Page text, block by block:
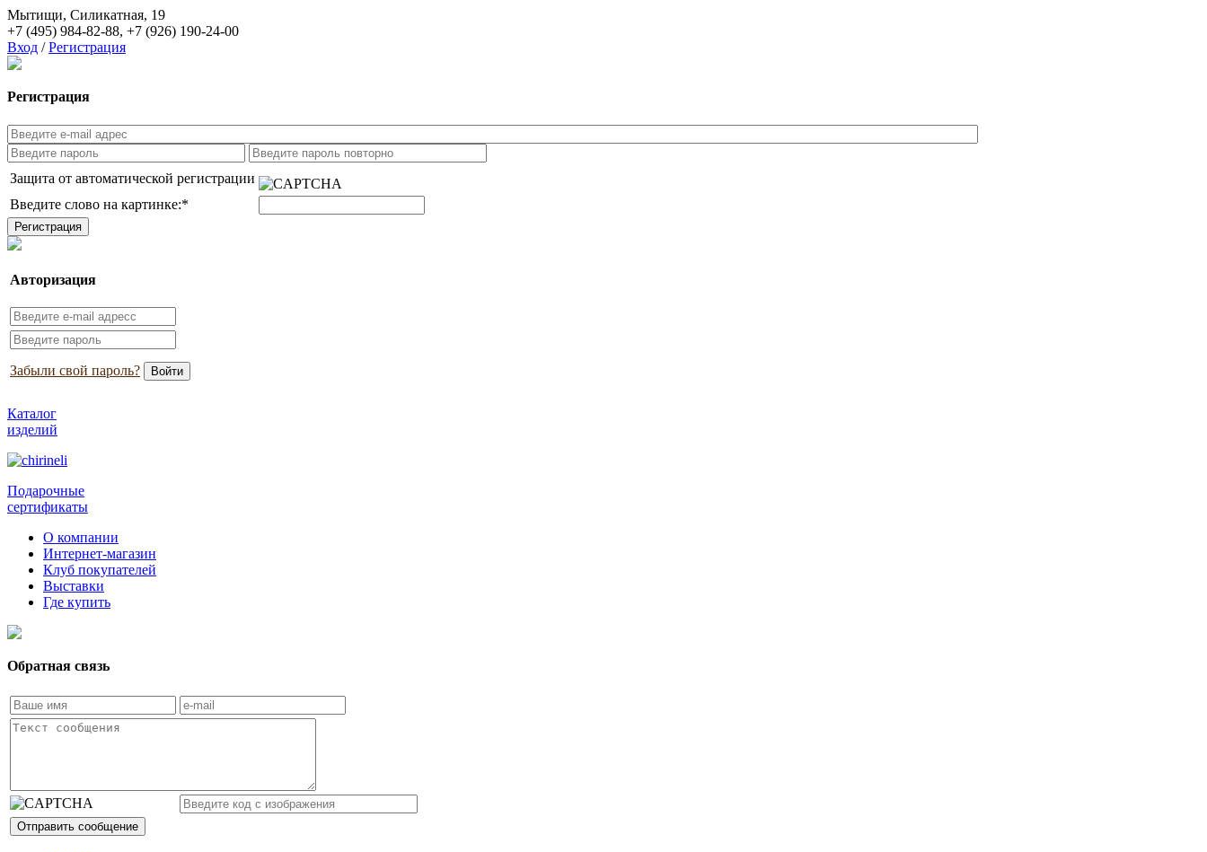
Мытищи, Силикатная, 19
+7 (495) 984-82-88, +7 (926) 190-24-00
Вход / Регистрация
Регистрация
Защита от автоматической регистрации
Введите слово на картинке:*
Авторизация
Забыли свой пароль?
Каталог
изделий
Подарочные
сертификаты
О компании
Интернет-магазин
Клуб покупателей
Выставки
Где купить
Обратная связь